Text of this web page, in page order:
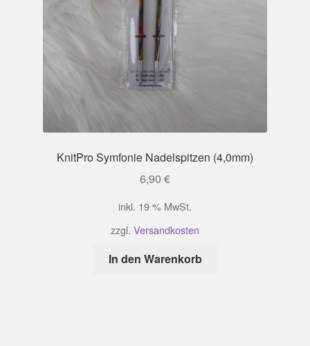
KnitPro Symfonie Nadelspitzen (4,0mm)
6,90 €
inkl. 19 % MwSt.
zzgl. Versandkosten
In den Warenkorb